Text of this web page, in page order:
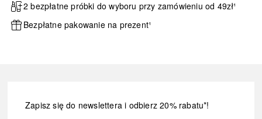
2 bezpłatne próbki do wyboru przy zamówieniu od 49zł¹
Bezpłatne pakowanie na prezent¹
Zapisz się do newslettera i odbierz 20% rabatu*!